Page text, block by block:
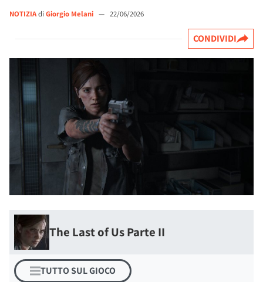
NOTIZIAdi Giorgio Melani — 22/06/2026
CONDIVIDI
The Last of Us Parte II
TUTTO SUL GIOCO